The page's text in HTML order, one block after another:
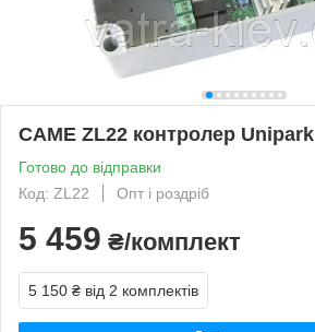
CAME ZL22 контролер Unipark
Готово до відправки
Код: ZL22
Опт і роздріб
5 459 ₴/комплект
5 150 ₴ від 2 комплектів